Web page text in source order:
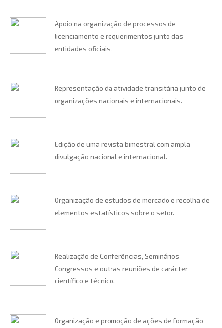
Apoio na organização de processos de
licenciamento e requerimentos junto das
entidades oficiais.
Representação da atividade transitária junto de
organizações nacionais e internacionais.
Edição de uma revista bimestral com ampla
divulgação nacional e internacional.
Organização de estudos de mercado e recolha de
elementos estatísticos sobre o setor.
Realização de Conferências, Seminários
Congressos e outras reuniões de carácter
científico e técnico.
Organização e promoção de ações de formação